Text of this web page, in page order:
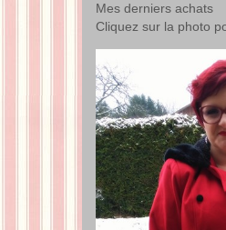
Mes derniers achats
Cliquez sur la photo